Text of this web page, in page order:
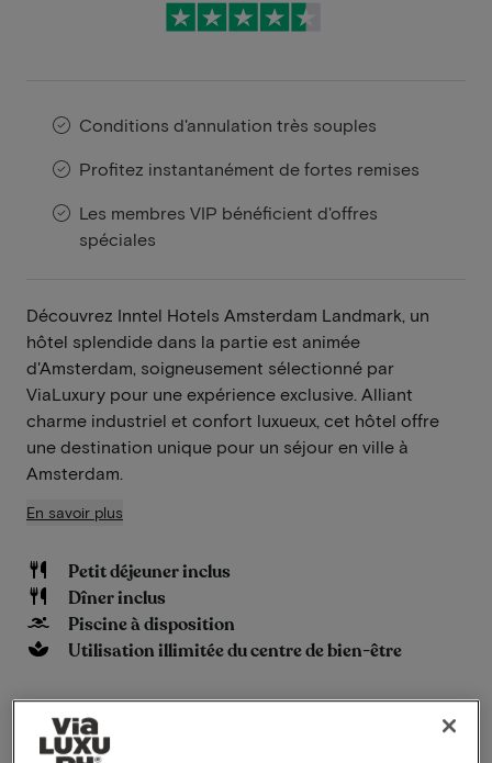
Conditions d'annulation très souples
Profitez instantanément de fortes remises
Les membres VIP bénéficient d'offres
spéciales
Découvrez Inntel Hotels Amsterdam Landmark, un
hôtel splendide dans la partie est animée
d'Amsterdam, soigneusement sélectionné par
ViaLuxury pour une expérience exclusive. Alliant
charme industriel et confort luxueux, cet hôtel offre
une destination unique pour un séjour en ville à
Amsterdam.
En savoir plus
Petit déjeuner inclus
Dîner inclus
Piscine à disposition
Utilisation illimitée du centre de bien-être
VOC-kade 600 Amsterdam Voir sur la carte